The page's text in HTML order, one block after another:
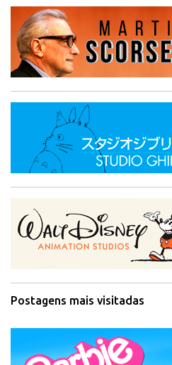
Postagens mais visitadas